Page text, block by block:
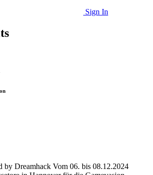
Sign In
by Dreamhack Vom 06. bis 08.12.2024